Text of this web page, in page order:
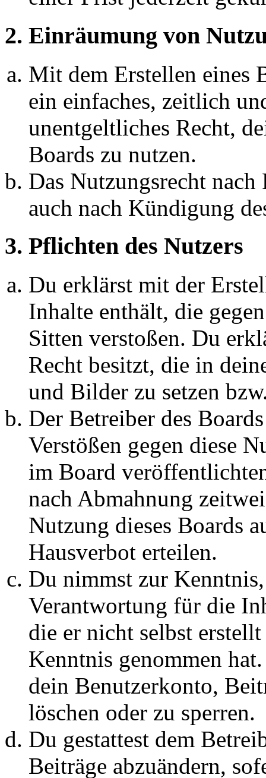
2. Einräumung von
Mit dem Erstellen eines
ein einfaches, zeitlich
unentgeltliches Recht,
Boards zu nutzen.
Das Nutzungsrecht
auch nach Kündigung
3. Pflichten des Nutzers
Du erklärst mit der
Inhalte enthält, die
Sitten verstoßen. Du
Recht besitzt, die in
und Bilder zu setzen
Der Betreiber des
Verstößen gegen diese
im Board
nach Abmahnung
Nutzung dieses Boards
Hausverbot erteilen.
Du nimmst zur
Verantwortung für die
die er nicht selbst
Kenntnis genommen
dein Benutzerkonto,
löschen oder zu sperren.
Du gestattest dem
Beiträge abzuändern,